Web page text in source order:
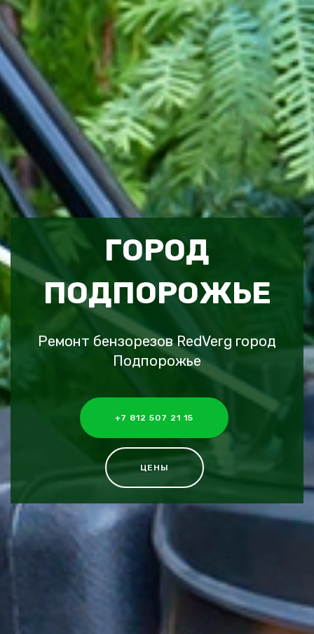
ГОРОД
ПОДПОРОЖЬЕ
Ремонт бензорезов RedVerg город
Подпорожье
+7 812 507 21 15
ЦЕНЫ